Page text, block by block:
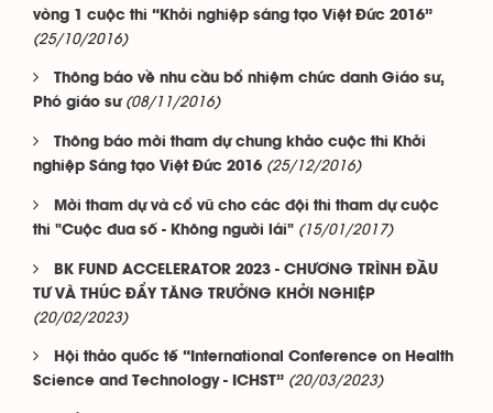
vòng 1 cuộc thi “Khởi nghiệp sáng tạo Việt Đức 2016”
(25/10/2016)
Thông báo về nhu cầu bổ nhiệm chức danh Giáo sư,
Phó giáo sư (08/11/2016)
Thông báo mời tham dự chung khảo cuộc thi Khởi
nghiệp Sáng tạo Việt Đức 2016 (25/12/2016)
Mời tham dự và cổ vũ cho các đội thi tham dự cuộc
thi "Cuộc đua số - Không người lái" (15/01/2017)
BK FUND ACCELERATOR 2023 - CHƯƠNG TRÌNH ĐẦU
TƯ VÀ THÚC ĐẨY TĂNG TRƯỞNG KHỞI NGHIỆP
(20/02/2023)
Hội thảo quốc tế “International Conference on Health
Science and Technology - ICHST” (20/03/2023)